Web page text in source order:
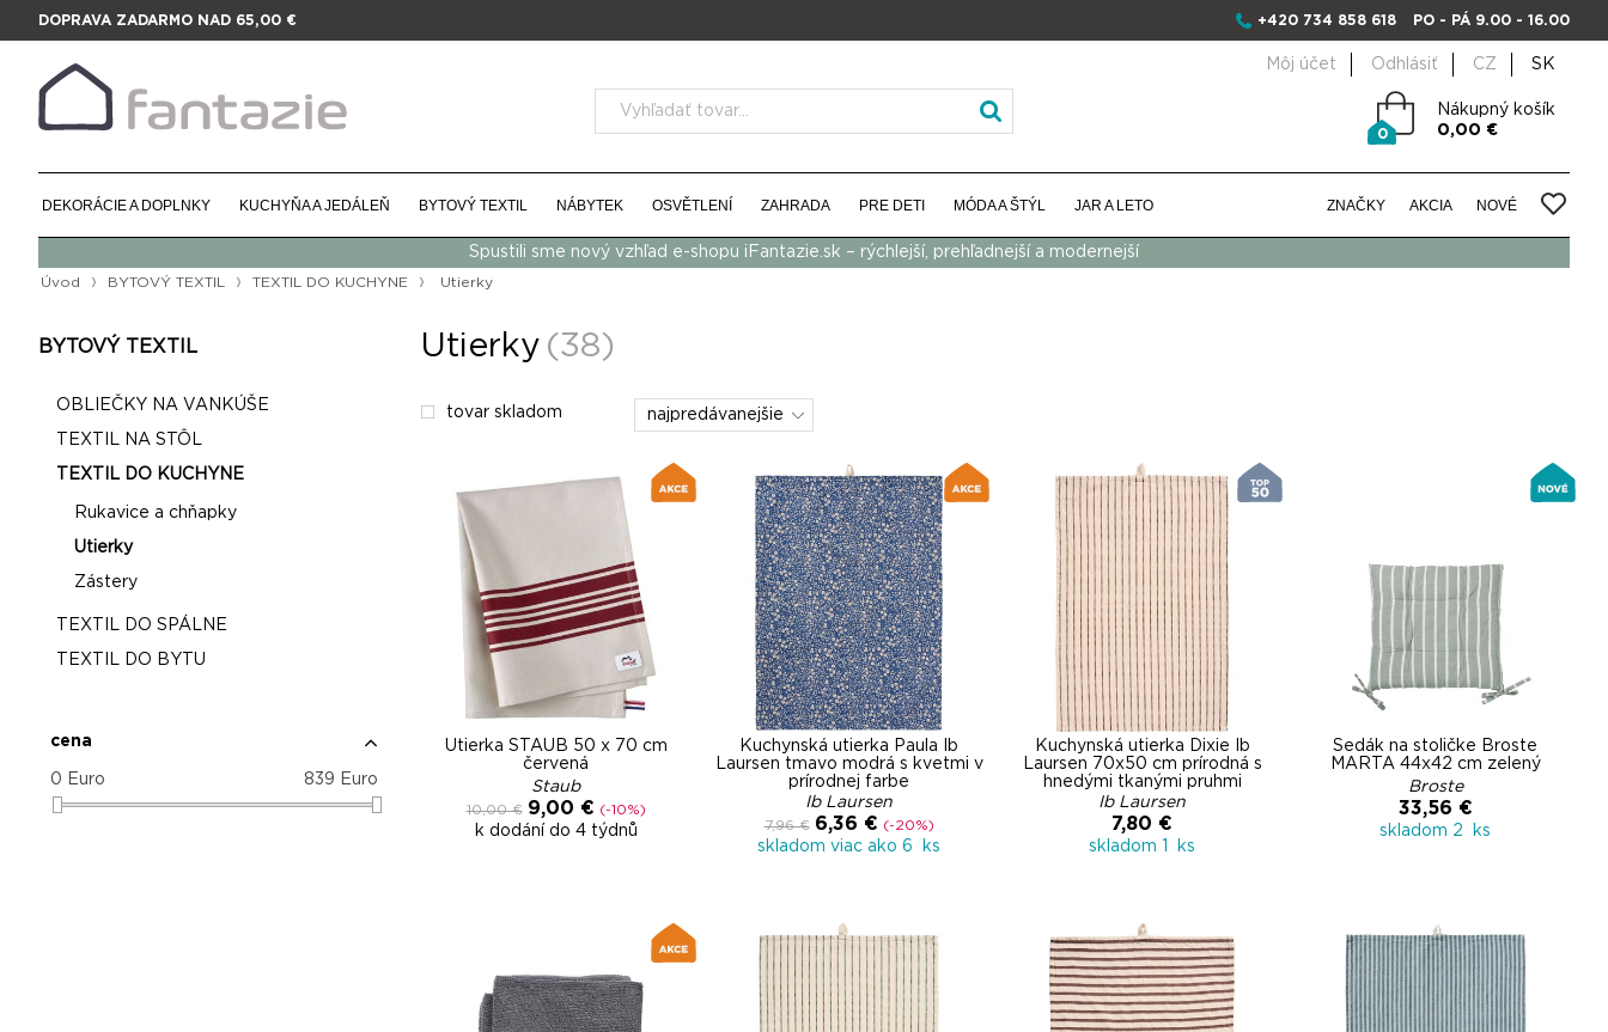
DOPRAVA ZADARMO NAD 65,00 € +420 734 858 618 PO - PÁ 9.00 - 16.00
Môj účet Odhlásiť CZ SK
Nákupný košík
0,00 €
0
DEKORÁCIE A DOPLNKY KUCHYŇA A JEDÁLEŇ BYTOVÝ TEXTIL NÁBYTEK OSVĚTLENÍ ZAHRADA PRE DETI MÓDA A ŠTÝL JAR A LETO ZNAČKY AKCIA NOVÉ
Spustili sme nový vzhľad e-shopu iFantazie.sk – rýchlejší, prehľadnejší a modernejší
Úvod BYTOVÝ TEXTIL TEXTIL DO KUCHYNE Utierky
BYTOVÝ TEXTIL
OBLIEČKY NA VANKÚŠE
TEXTIL NA STÔL
TEXTIL DO KUCHYNE
Rukavice a chňapky
Utierky
Zástery
TEXTIL DO SPÁLNE
TEXTIL DO BYTU
cena
0 Euro 839 Euro
Utierky (38)
tovar skladom
Utierka STAUB 50 x 70 cm
červená
Staub
10,00 € 9,00 € (-10%)
k dodání do 4 týdnů
Kuchynská utierka Paula Ib
Laursen tmavo modrá s kvetmi v
prírodnej farbe
Ib Laursen
7,96 € 6,36 € (-20%)
skladom viac ako 6 ks
Kuchynská utierka Dixie Ib
Laursen 70x50 cm prírodná s
hnedými tkanými pruhmi
Ib Laursen
7,80 €
skladom 1 ks
Sedák na stoličke Broste
MARTA 44x42 cm zelený
Broste
33,56 €
skladom 2 ks